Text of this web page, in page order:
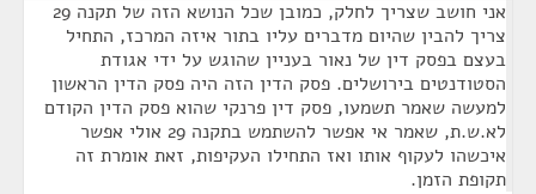
אני חושב שצריך לחלק, כמובן שכל הנושא הזה של תקנה 29
צריך להבין שהיום מדברים עליו בתור איזה המרכז, התחיל
בעצם בפסק דין של נאור בעניין שהוגש על ידי אגודת
הסטודנטים בירושלים. פסק הדין הזה היה פסק הדין הראשון
למעשה שאמר תשמעו, פסק דין פרנקי שהוא פסק הדין הקודם
לא.ש.ת, שאמר אי אפשר להשתמש בתקנה 29 אולי אפשר
איכשהו לעקוף אותו ואז התחילו העקיפות, זאת אומרת זה
תקופת הזמן.